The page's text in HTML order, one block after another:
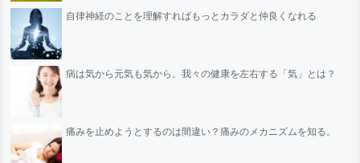
自律神経のことを理解すればもっとカラダと仲良くなれる
病は気から元気も気から。我々の健康を左右する「気」とは？
痛みを止めようとするのは間違い？痛みのメカニズムを知る。